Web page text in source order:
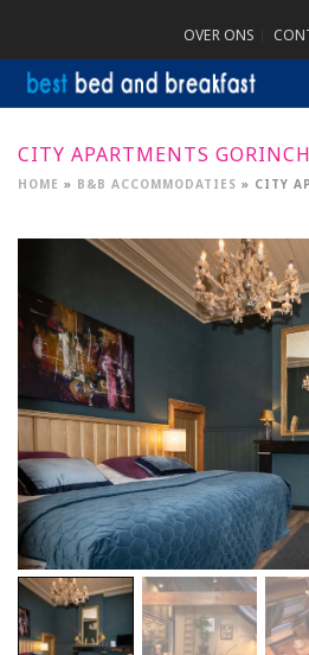
OVER ONS
CITY APARTMENTS
HOME » B&B ACCOMMODATIES » CITY